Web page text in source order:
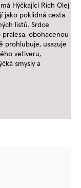
Hýčkající Rich Olej
jako poklidná cesta
listů. Srdce
obohacenou
prohlubuje, usazuje
vetiveru,
smysly a